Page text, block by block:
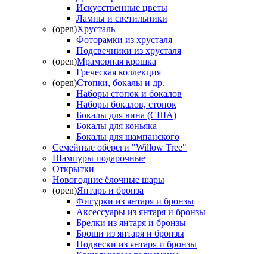
Искусственные цветы
Лампы и светильники
(open)Хрусталь
Фоторамки из хрусталя
Подсвечники из хрусталя
(open)Мраморная крошка
Греческая коллекция
(open)Стопки, бокалы и др.
Наборы стопок и бокалов
Наборы бокалов, стопок
Бокалы для вина (США)
Бокалы для коньяка
Бокалы для шампанского
Семейные обереги "Willow Tree"
Шампуры подарочные
Открытки
Новогодние ёлочные шары
(open)Янтарь и бронза
Фигурки из янтаря и бронзы
Аксессуары из янтаря и бронзы
Брелки из янтаря и бронзы
Броши из янтаря и бронзы
Подвески из янтаря и бронзы